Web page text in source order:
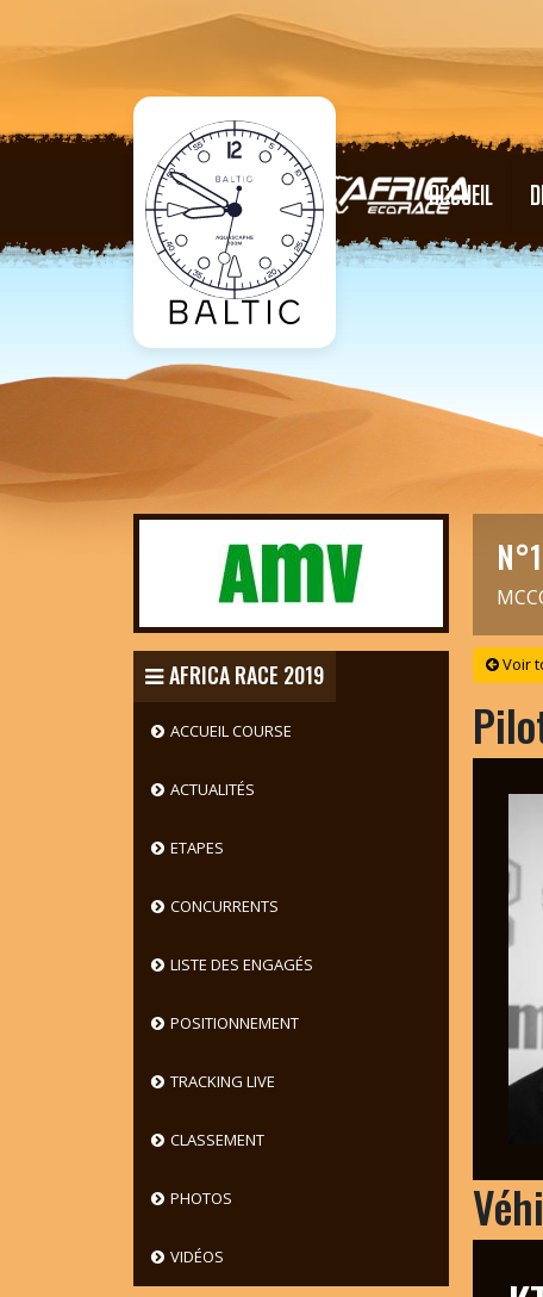
ACCUEIL
AFRICA RACE 2019
ACCUEIL COURSE
ACTUALITÉS
ETAPES
CONCURRENTS
LISTE DES ENGAGÉS
POSITIONNEMENT
TRACKING LIVE
CLASSEMENT
PHOTOS
VIDÉOS
Voir